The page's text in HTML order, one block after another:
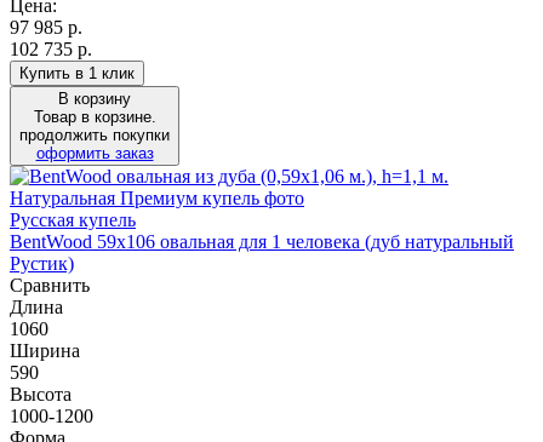
Цена:
97 985 р.
102 735 р.
Купить в 1 клик
В корзину
Товар в корзине.
продолжить покупки
оформить заказ
Русская купель
BentWood 59х106 овальная для 1 человека (дуб натуральный
Рустик)
Сравнить
Длина
1060
Ширина
590
Высота
1000-1200
Форма